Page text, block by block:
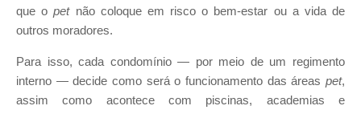
que opetnão coloque em risco o bem-estar ou a vida de
outros moradores.
Para isso, cada condomínio — por meio de um regimento
interno — decide como será o funcionamento das áreas pet,
assim como acontece com piscinas, academias e